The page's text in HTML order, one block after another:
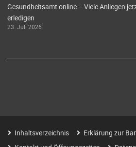
Gesundheitsamt online – Viele Anliegen
erledigen
23. Juli 2026
Inhaltsverzeichnis
Erklärung zur